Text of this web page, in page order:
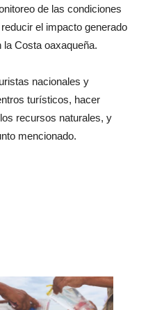
de las condiciones
el impacto generado
Costa oaxaqueña.
nacionales y
turísticos, hacer
recursos naturales, y
mencionado.